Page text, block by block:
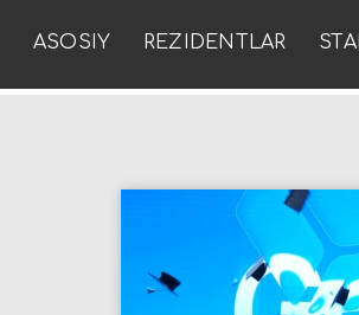
ASOSIY REZIDENTLAR